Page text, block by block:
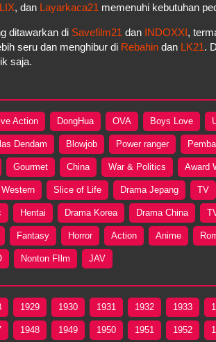
, dan Layarkaca21 memenuhi kebutuhan
ditawarkan di Savefilm21 dan INDOXXI,
seru dan menghibur di Rebahin dan LK21.
saja.
Action DongHua OVA Boys Love
Dendam Blowjob Power ranger
Gourmet China War & Politics Award
Western Slice of Life Drama Jepang TV
Hentai Drama Korea Drama China
Fantasy Horror Action Anime
Nonton FIlm JAV
1929 1930 1931 1932 1933
1948 1949 1950 1951 1952